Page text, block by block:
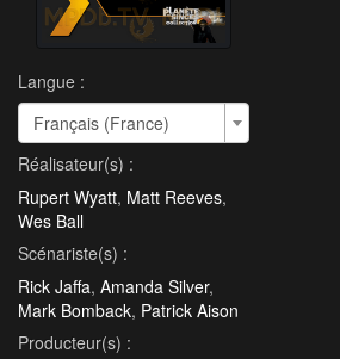
Langue :
Français (France)
Réalisateur(s) :
Rupert Wyatt, Matt Reeves,
Wes Ball
Scénariste(s) :
Rick Jaffa, Amanda Silver,
Mark Bomback, Patrick Aison
Producteur(s) :